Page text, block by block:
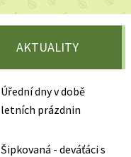
AKTUALITY
Úřední dny v době
letních prázdnin
Šipkovaná - deváťáci s